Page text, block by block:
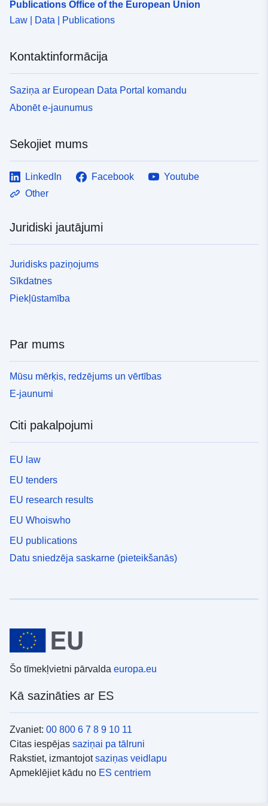
Publications Office of the European Union
Law | Data | Publications
Kontaktinformācija
Saziņa ar European Data Portal komandu
Abonēt e-jaunumus
Sekojiet mums
LinkedIn Facebook
Youtube
Other
Juridiski jautājumi
Juridisks paziņojums
Sīkdatnes
Piekļūstamība
Par mums
Mūsu mērķis, redzējums un vērtības
E-jaunumi
Citi pakalpojumi
EU law
EU tenders
EU research results
EU Whoiswho
EU publications
Datu sniedzēja saskarne (pieteikšanās)
Šo tīmekļvietni pārvalda europa.eu
Kā sazināties ar ES
Zvaniet: 00 800 6 7 8 9 10 11
Citas iespējas saziņai pa tālruni
Rakstiet, izmantojotsaziņas veidlapu
Apmeklējiet kādu no ES centriem